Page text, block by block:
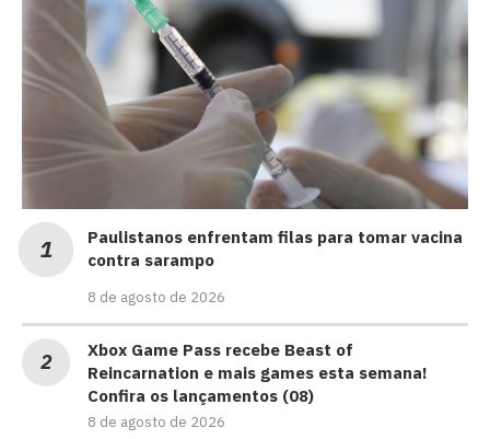
Paulistanos enfrentam filas para tomar vacina
contra sarampo
8 de agosto de 2026
Xbox Game Pass recebe Beast of
Reincarnation e mais games esta semana!
Confira os lançamentos (08)
8 de agosto de 2026